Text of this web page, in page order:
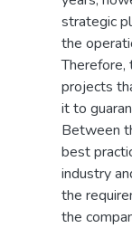
strategic
the
Therefore,
projects
it to
Between
best
industry
the
the